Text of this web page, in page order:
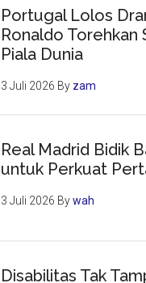
Portugal Lolos
Ronaldo Torehkan
Piala Dunia
3 Juli 2026 By zam
Real Madrid Bidik
untuk Perkuat
3 Juli 2026 Bywah
Disabilitas Tak